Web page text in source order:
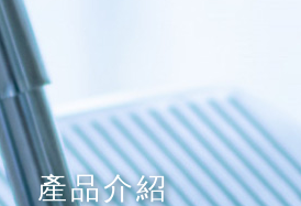
產品介紹